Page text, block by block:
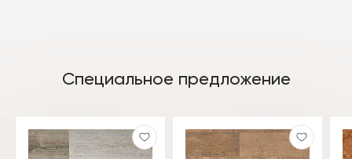
Специальное предложение